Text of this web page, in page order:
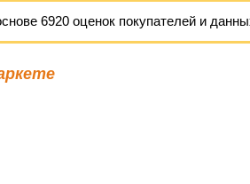
6920 оценок покупателей и